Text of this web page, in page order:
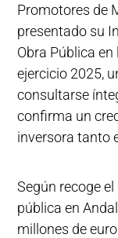
Promotores de
presentado su
Obra Pública
ejercicio 2025,
consultarse
confirma un
inversora tanto
Según recoge
pública en
millones de